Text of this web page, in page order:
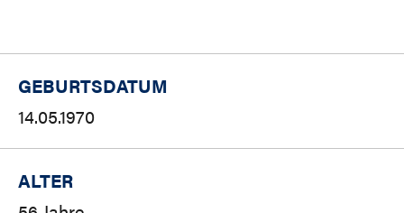
GEBURTSDATUM
14.05.1970
ALTER